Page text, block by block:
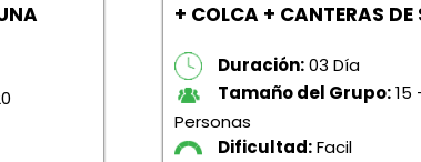
+ COLCA + CANTERAS DE
Duración:03 Día
Tamaño del Grupo:15
Personas
Dificultad:Facil